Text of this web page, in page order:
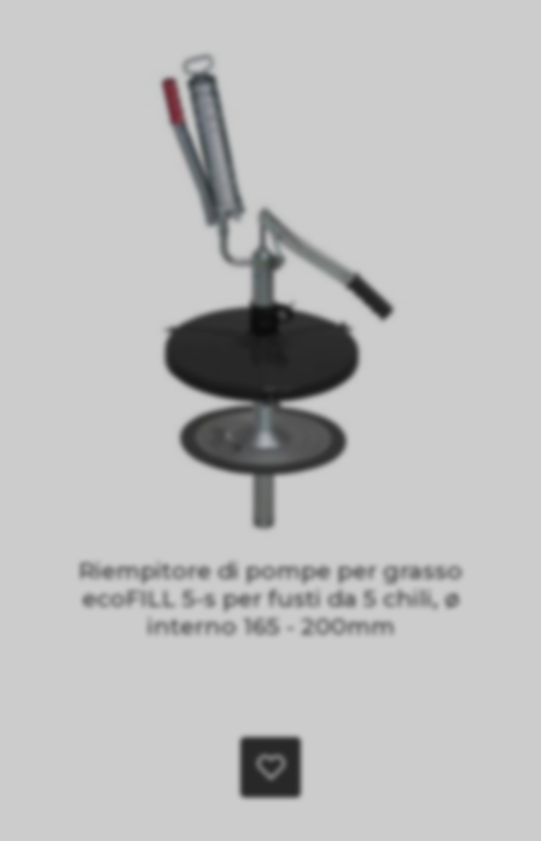
Riempitore di pompe per grasso
ecoFILL 5-s per fusti da 5 chili, ø
interno 165 - 200mm